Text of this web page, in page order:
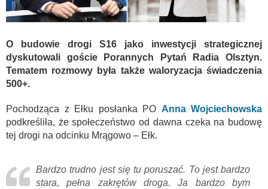
O budowie drogi S16 jako inwestycji strategicznej
dyskutowali goście Porannych Pytań Radia Olsztyn.
Tematem rozmowy była także waloryzacja świadczenia
500+.
Pochodząca z Ełku posłanka PO Anna Wojciechowska
podkreśliła, że społeczeństwo od dawna czeka na budowę
tej drogi na odcinku Mrągowo – Ełk.
Bardzo trudno jest się tu poruszać. To jest bardzo
stara, pełna zakrętów droga. Ja bardzo bym